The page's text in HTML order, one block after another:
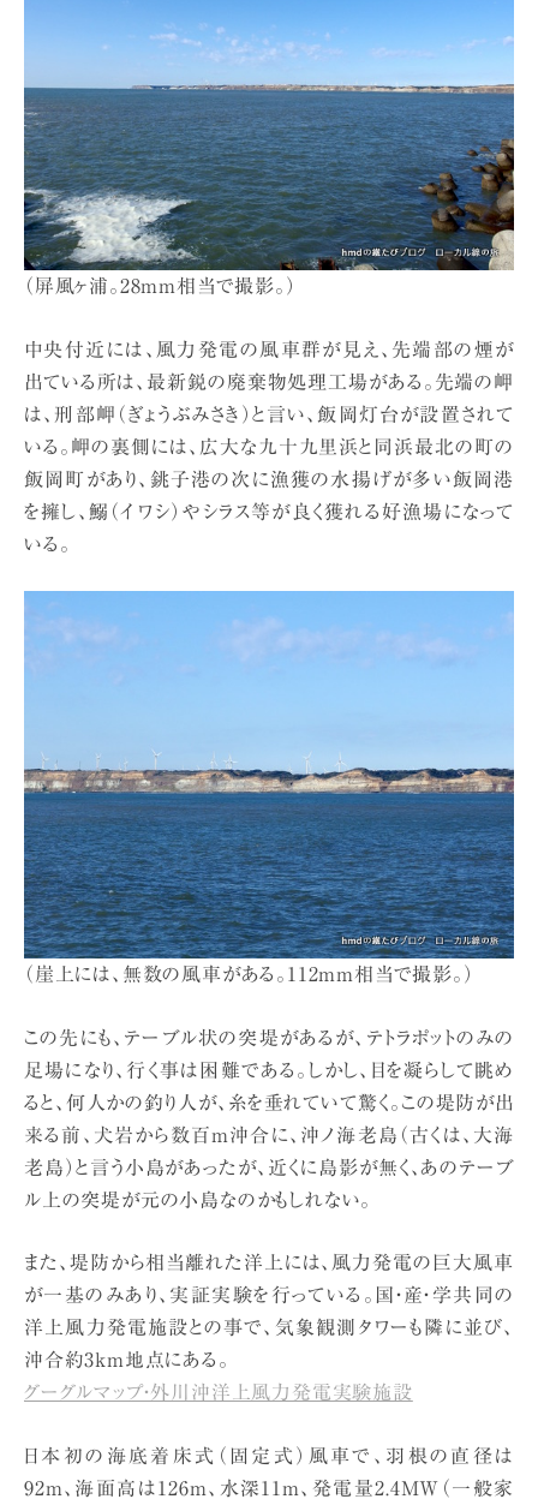
（屏風ヶ浦。28mm相当で撮影。）
中央付近には、風力発電の風車群が見え、先端部の煙が
出ている所は、最新鋭の廃棄物処理工場がある。先端の岬
は、刑部岬（ぎょうぶみさき）と言い、飯岡灯台が設置されて
いる。岬の裏側には、広大な九十九里浜と同浜最北の町の
飯岡町があり、銚子港の次に漁獲の水揚げが多い飯岡港
を擁し、鰯（イワシ）やシラス等が良く獲れる好漁場になって
いる。
（崖上には、無数の風車がある。112mm相当で撮影。）
この先にも、テーブル状の突堤があるが、テトラポットのみの
足場になり、行く事は困難である。しかし、目を凝らして眺め
ると、何人かの釣り人が、糸を垂れていて驚く。この堤防が出
来る前、犬岩から数百m沖合に、沖ノ海老島（古くは、大海
老島）と言う小島があったが、近くに島影が無く、あのテーブ
ル上の突堤が元の小島なのかもしれない。
また、堤防から相当離れた洋上には、風力発電の巨大風車
が一基のみあり、実証実験を行っている。国・産・学共同の
洋上風力発電施設との事で、気象観測タワーも隣に並び、
沖合約3km地点にある。
グーグルマップ・外川沖洋上風力発電実験施設
日本初の海底着床式（固定式）風車で、羽根の直径は
92m、海面高は126m、水深11m、発電量2.4MW（一般家